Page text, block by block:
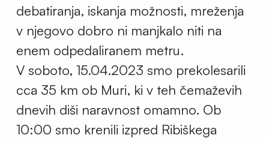
debatiranja, iskanja možnosti, mreženja
v njegovo dobro ni manjkalo niti na
enem odpedaliranem metru.
V soboto, 15.04.2023 smo prekolesarili
cca 35 km ob Muri, ki v teh čemaževih
dnevih diši naravnost omamno. Ob
10:00 smo krenili izpred Ribiškega